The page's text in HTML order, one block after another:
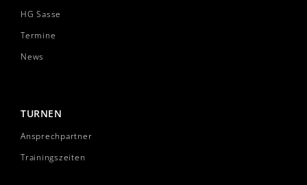
HG Sasse
Termine
News
TURNEN
Ansprechpartner
Trainingszeiten